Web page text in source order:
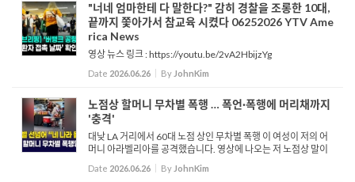
"너네 엄마한테 다 말한다?" 감히 경찰을 조롱한 10대,
끝까지 쫓아가서 참교육 시켰다 06252026 YTV Ame
rica News
영상 뉴스 링크 : https://youtu.be/2vA2HbijzYg
Date 2026.06.26 By JohnKim
노점상 할머니 무차별 폭행 … 폭언·폭행에 머리채까지
'충격'
대낮 LA 거리에서 60대 노점 상인 무차별 폭행 이 여성이 저의 어
머니 아라벨리아를 공격했습니다. 영상에 나오는 저 노점상 말이
죠. 그녀는 어머니에게 다가와 위협하며 돈을 뜯어내려 했고, 거리
에서 장사하려면 허가증이 필요하다고...
Date 2026.06.26 By JohnKim